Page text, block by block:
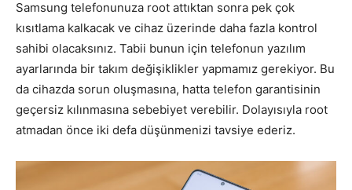
Samsung telefonunuza root attıktan sonra pek çok
kısıtlama kalkacak ve cihaz üzerinde daha fazla kontrol
sahibi olacaksınız. Tabii bunun için telefonun yazılım
ayarlarında bir takım değişiklikler yapmamız gerekiyor. Bu
da cihazda sorun oluşmasına, hatta telefon garantisinin
geçersiz kılınmasına sebebiyet verebilir. Dolayısıyla root
atmadan önce iki defa düşünmenizi tavsiye ederiz.